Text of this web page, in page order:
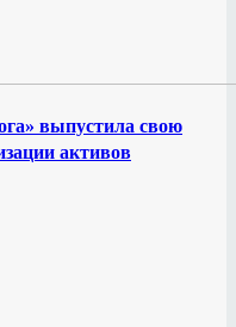
выпустила свою
активов